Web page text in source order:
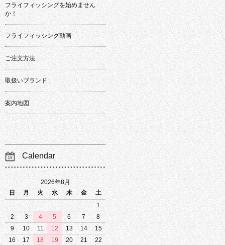
フライフィッシングを始めません
か！
フライフィッシング動画
ご注文方法
取扱いブランド
案内地図
Calendar
2026年8月
日
月 火 水 木 金
土
1
2
3 4 5 6 7
8
9
10 11 12 13 14
15
16
17 18 19 20 21
22